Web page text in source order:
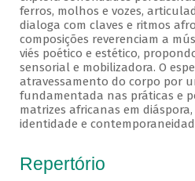
ferros, molhos e vozes,
dialoga com claves e ritmos
composições reverenciam a
viés poético e estético,
sensorial e mobilizadora. O
atravessamento do corpo por
fundamentada nas práticas e
matrizes africanas em
identidade e
Repertório